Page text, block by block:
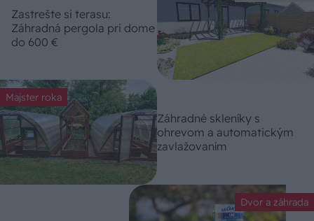
Zastrešte si terasu:
Záhradná pergola pri dome
do 600 €
Majster roka
Záhradné skleníky s
ohrevom a automatickým
zavlažovaním
Dvor a záhrada